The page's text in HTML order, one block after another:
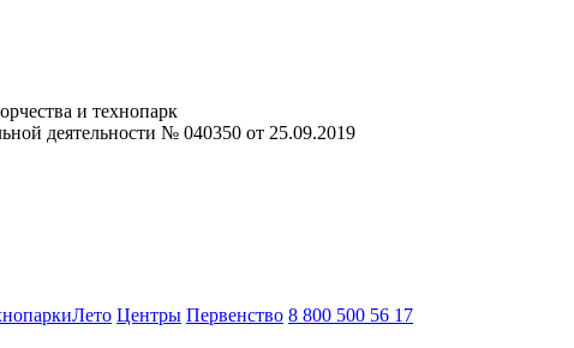
и технопарк
деятельности № 040350 от 25.09.2019
Лето Центры Первенство 8 800 500 56 17